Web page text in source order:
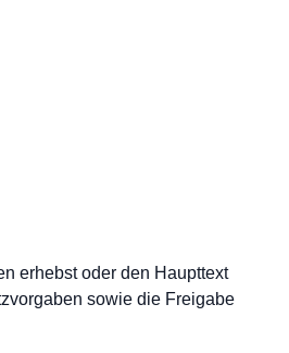
erhebst oder den Haupttext
sowie die Freigabe